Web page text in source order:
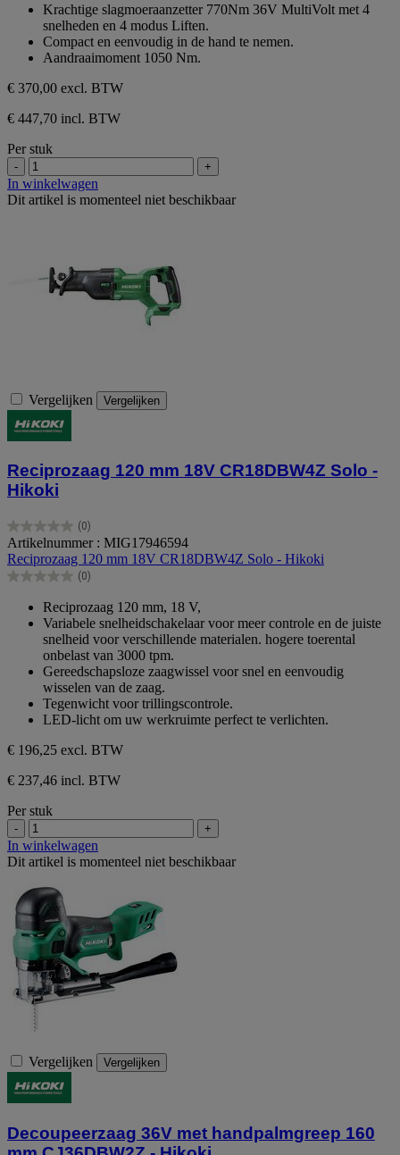
sterren.
Krachtige slagmoeraanzetter 770Nm 36V MultiVolt met 4
snelheden en 4 modus Liften.
Compact en eenvoudig in de hand te nemen.
Aandraaimoment 1050 Nm.
€ 370,00 excl. BTW
€ 447,70 incl. BTW
Per stuk
- +
In winkelwagen
Dit artikel is momenteel niet beschikbaar
Vergelijken Vergelijken
Reciprozaag 120 mm 18V CR18DBW4Z Solo -
Hikoki
(0)
0.0
van
de
5
Artikelnummer : MIG17946594
Reciprozaag 120 mm 18V CR18DBW4Z Solo - Hikoki
(0)
0.0
sterren.
Reciprozaag 120 mm, 18 V,
Variabele snelheidschakelaar voor meer controle en de juiste
snelheid voor verschillende materialen. hogere toerental
onbelast van 3000 tpm.
Gereedschapsloze zaagwissel voor snel en eenvoudig
wisselen van de zaag.
Tegenwicht voor trillingscontrole.
LED-licht om uw werkruimte perfect te verlichten.
€ 196,25 excl. BTW
€ 237,46 incl. BTW
Per stuk
- +
In winkelwagen
Dit artikel is momenteel niet beschikbaar
Vergelijken Vergelijken
Decoupeerzaag 36V met handpalmgreep 160